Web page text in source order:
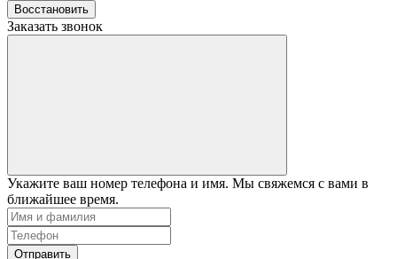
Восстановить
Заказать звонок
Укажите ваш номер телефона и имя. Мы свяжемся с вами в
ближайшее время.
Отправить